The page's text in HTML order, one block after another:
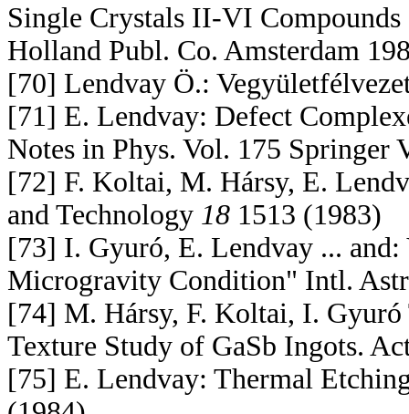
Single Crystals II-VI
Holland Publ. Co. Amsterdam
[70] Lendvay Ö.:
[71] E. Lendvay: Defect
Notes in Phys. Vol. 175 Springer
[72] F. Koltai, M. Hársy, E.
and Technology 18 1513 (1983)
[73] I. Gyuró, E. Lendvay ...
Microgravity Condition" Intl.
[74] M. Hársy, F. Koltai, I.
Texture Study of GaSb Ingots.
[75] E. Lendvay: Thermal